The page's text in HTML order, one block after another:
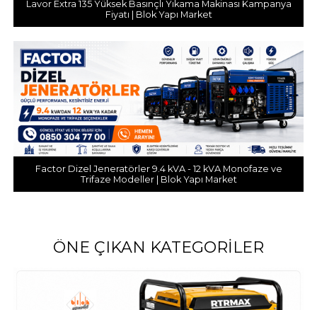
Lavor Extra 135 Yüksek Basınçlı Yıkama Makinası Kampanya
Fiyatı | Blok Yapı Market
Factor Dizel Jeneratörler 9.4 kVA - 12 kVA Monofaze ve
Trifaze Modeller | Blok Yapı Market
ÖNE ÇIKAN KATEGORILER